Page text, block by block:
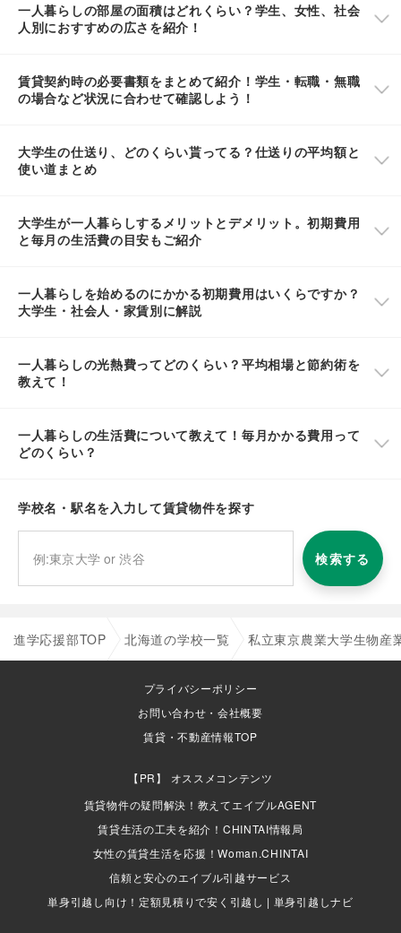
一人暮らしの部屋の面積はどれくらい？学生、女性、社会
人別におすすめの広さを紹介！
賃貸契約時の必要書類をまとめて紹介！学生・転職・無職
の場合など状況に合わせて確認しよう！
大学生の仕送り、どのくらい貰ってる？仕送りの平均額と
使い道まとめ
大学生が一人暮らしするメリットとデメリット。初期費用
と毎月の生活費の目安もご紹介
一人暮らしを始めるのにかかる初期費用はいくらですか？
大学生・社会人・家賃別に解説
一人暮らしの光熱費ってどのくらい？平均相場と節約術を
教えて！
一人暮らしの生活費について教えて！毎月かかる費用って
どのくらい？
学校名・駅名を入力して賃貸物件を探す
検索する
進学応援部TOP 北海道の学校一覧 私立東京農業大学生物産
プライバシーポリシー
お問い合わせ・会社概要
賃貸・不動産情報TOP
オススメコンテンツ
賃貸物件の疑問解決！教えてエイブルAGENT
賃貸生活の工夫を紹介！CHINTAI情報局
女性の賃貸生活を応援！Woman.CHINTAI
信頼と安心のエイブル引越サービス
単身引越し向け！定額見積りで安く引越し | 単身引越しナビ